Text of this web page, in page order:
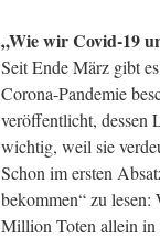
„Wie wir Covid-19
Seit Ende März gibt
Corona-Pandemie
veröffentlicht, dessen
wichtig, weil sie
Schon im ersten
bekommen“ zu
Million Toten allein in